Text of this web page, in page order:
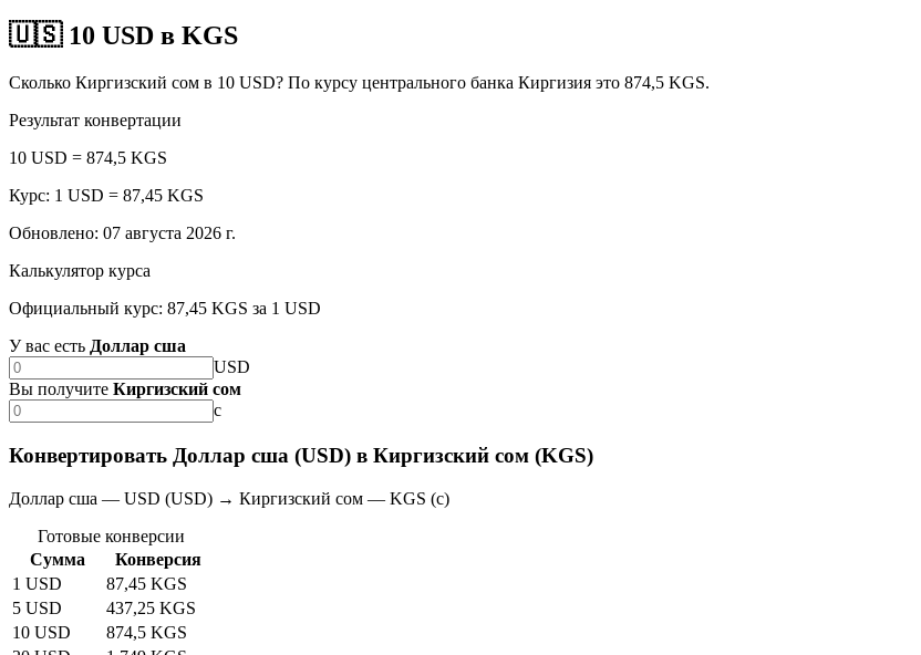
🇺🇸 10 USD в KGS
Сколько Киргизский сом в 10 USD? По курсу центрального банка Киргизия это 874,5 KGS.
Результат конвертации
10 USD = 874,5 KGS
Курс: 1 USD = 87,45 KGS
Обновлено: 07 августа 2026 г.
Калькулятор курса
Официальный курс: 87,45 KGS за 1 USD
У вас есть Доллар сша
USD
Вы получите Киргизский сом
с
Конвертировать Доллар сша (USD) в Киргизский сом (KGS)
Доллар сша — USD (USD) → Киргизский сом — KGS (с)
Готовые конверсии
Сумма
Конверсия
1 USD
87,45 KGS
5 USD
437,25 KGS
10 USD
874,5 KGS